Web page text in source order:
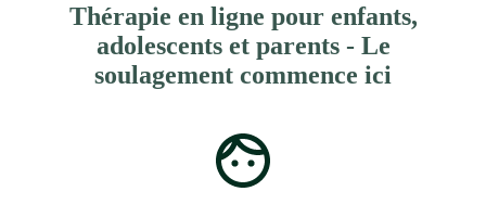
Thérapie en ligne pour enfants,
adolescents et parents - Le
soulagement commence ici